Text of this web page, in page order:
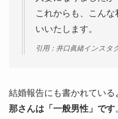
これからも、こん
いいたします。
引用：井口眞緒インスタ
結婚報告にも書かれている
那さんは「一般男性」です